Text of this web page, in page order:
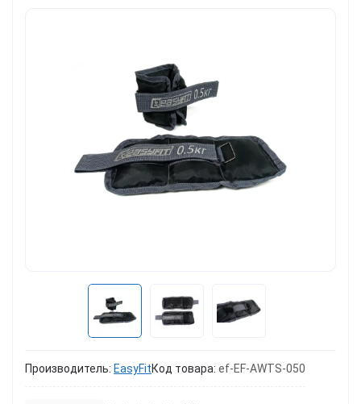
Производитель: EasyFitКод товара: ef-EF-AWTS-050